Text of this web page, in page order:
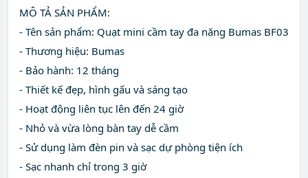
MÔ TẢ SẢN PHẨM:
- Tên sản phẩm: Quạt mini cầm tay đa năng Bumas BF03
- Thương hiệu: Bumas
- Bảo hành: 12 tháng
- Thiết kế đẹp, hình gấu và sáng tạo
- Hoạt động liên tục lên đến 24 giờ
- Nhỏ và vừa lòng bàn tay dễ cầm
- Sử dụng làm đèn pin và sạc dự phòng tiện ích
- Sạc nhanh chỉ trong 3 giờ